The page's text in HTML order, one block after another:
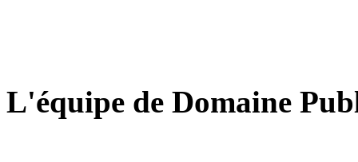
L'équipe de Domaine